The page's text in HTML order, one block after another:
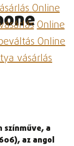
Online
Online
Online
vásárlás
színműve, a
az angol